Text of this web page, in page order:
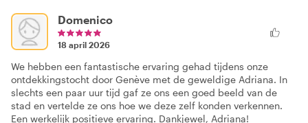
Domenico
18 april 2026
We hebben een fantastische ervaring gehad tijdens onze
ontdekkingstocht door Genève met de geweldige Adriana. In
slechts een paar uur tijd gaf ze ons een goed beeld van de
stad en vertelde ze ons hoe we deze zelf konden verkennen.
Een werkelijk positieve ervaring. Dankjewel, Adriana!